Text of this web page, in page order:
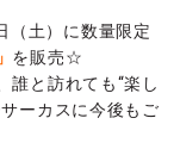
（土）に数量限定
を販売☆
誰と訪れても“楽し
ーカスに今後もご